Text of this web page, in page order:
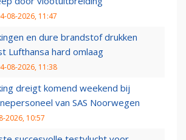
08-2026, 11:47
en dure brandstof drukken
Lufthansa hard omlaag
08-2026, 11:38
dreigt komend weekend bij
van SAS Noorwegen
2026, 10:57